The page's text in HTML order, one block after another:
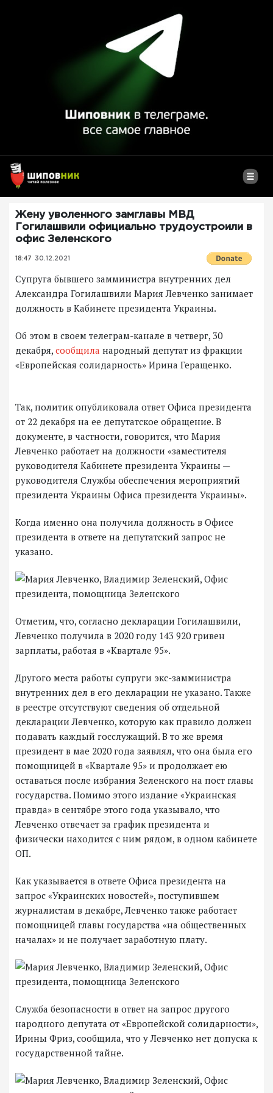
Жену уволенного замглавы МВД
Гогилашвили официально трудоустроили в
офис Зеленского
18:47 30.12.2021
Супруга бывшего замминистра внутренних дел
Александра Гогилашвили Мария Левченко занимает
должность в Кабинете президента Украины.
Об этом в своем телеграм-канале в четверг, 30
декабря, сообщила народный депутат из фракции
«Европейская солидарность» Ирина Геращенко.
Так, политик опубликовала ответ Офиса президента
от 22 декабря на ее депутатское обращение. В
документе, в частности, говорится, что Мария
Левченко работает на должности «заместителя
руководителя Кабинете президента Украины —
руководителя Службы обеспечения мероприятий
президента Украины Офиса президента Украины».
Когда именно она получила должность в Офисе
президента в ответе на депутатский запрос не
указано.
Отметим, что, согласно декларации Гогилашвили,
Левченко получила в 2020 году 143 920 гривен
зарплаты, работая в «Квартале 95».
Другого места работы супруги экс-замминистра
внутренних дел в его декларации не указано. Также
в реестре отсутствуют сведения об отдельной
декларации Левченко, которую как правило должен
подавать каждый госслужащий. В то же время
президент в мае 2020 года заявлял, что она была его
помощницей в «Квартале 95» и продолжает ею
оставаться после избрания Зеленского на пост главы
государства. Помимо этого издание «Украинская
правда» в сентябре этого года указывало, что
Левченко отвечает за график президента и
физически находится с ним рядом, в одном кабинете
ОП.
Как указывается в ответе Офиса президента на
запрос «Украинских новостей», поступившем
журналистам в декабре, Левченко также работает
помощницей главы государства «на общественных
началах» и не получает заработную плату.
Служба безопасности в ответ на запрос другого
народного депутата от «Европейской солидарности»,
Ирины Фриз, сообщила, что у Левченко нет допуска к
государственной тайне.